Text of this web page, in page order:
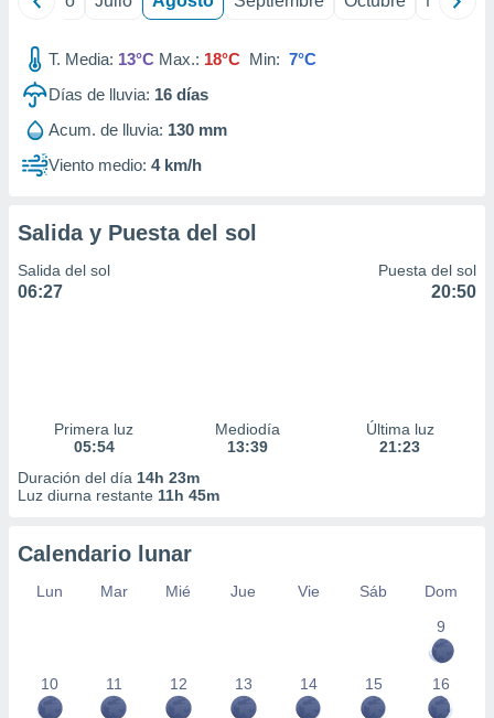
T. Media: 13°C Max.: 18°C Min: 7°C
Días de lluvia: 16 días
Acum. de lluvia: 130 mm
Viento medio: 4 km/h
Salida y Puesta del sol
Salida del sol
06:27
Puesta del sol
20:50
Primera luz
05:54
Mediodía
13:39
Última luz
21:23
Duración del día 14h 23m
Luz diurna restante 11h 45m
Calendario lunar
Lun Mar Mié Jue Vie Sáb
Dom
9
10 11 12 13 14 15 16